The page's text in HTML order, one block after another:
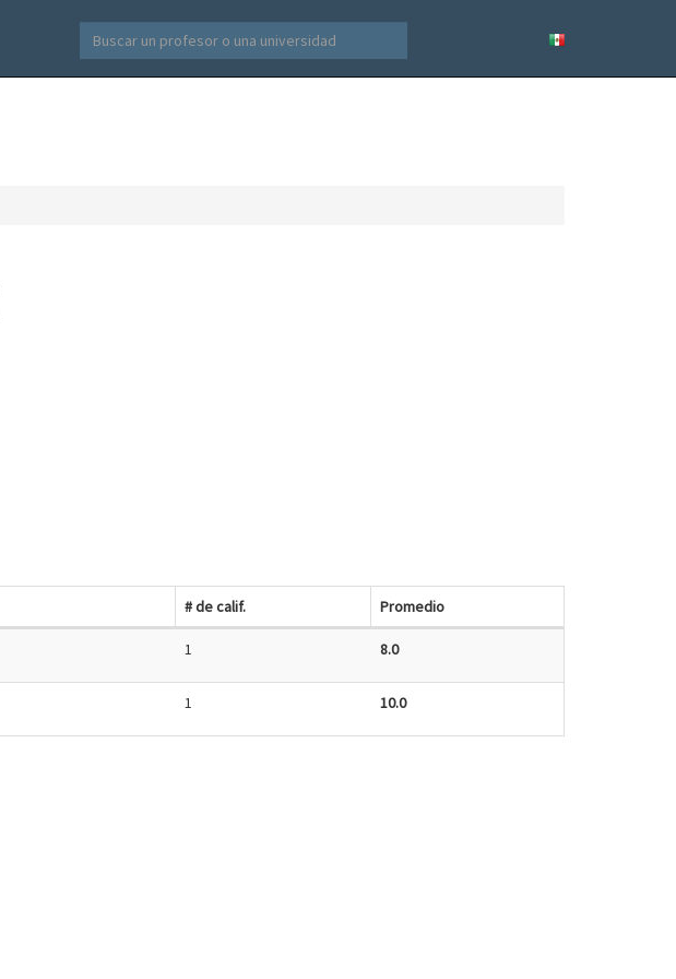
# de calif. Promedio
1 8.0
1 10.0